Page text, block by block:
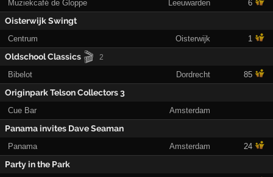
Muziekcafé de Gloppe Leeuwarden 6
Oisterwijk Swingt
Centrum Oisterwijk 1
Oldschool Classics 🎬 2
Bibelot Dordrecht 85
Originpark Telson Collectors 3
Cue Bar Amsterdam
Panama invites Dave Seaman
Panama Amsterdam 24
Party in the Park